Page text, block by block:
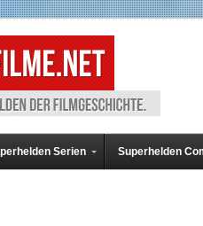
Serien Superhelden